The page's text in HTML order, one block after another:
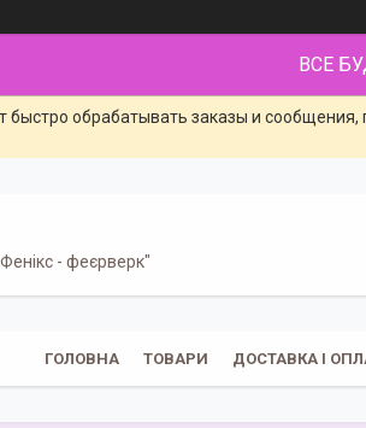
ВСЕ
обрабатывать заказы и
- феєрверк"
ГОЛОВНА ТОВАРИ ДОСТАВКА І